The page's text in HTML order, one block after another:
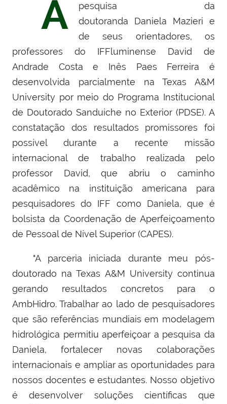
A
pesquisa da
doutoranda Daniela Mazieri e
de seus orientadores, os
professores do IFFluminense David de
Andrade Costa e Inês Paes Ferreira é
desenvolvida parcialmente na Texas A&M
University por meio do Programa Institucional
de Doutorado Sanduíche no Exterior (PDSE). A
constatação dos resultados promissores foi
possível durante a recente missão
internacional de trabalho realizada pelo
professor David, que abriu o caminho
acadêmico na instituição americana para
pesquisadores do IFF como Daniela, que é
bolsista da Coordenação de Aperfeiçoamento
de Pessoal de Nível Superior (CAPES).
"A parceria iniciada durante meu pós-
doutorado na Texas A&M University continua
gerando resultados concretos para o
AmbHidro. Trabalhar ao lado de pesquisadores
que são referências mundiais em modelagem
hidrológica permitiu aperfeiçoar a pesquisa da
Daniela, fortalecer novas colaborações
internacionais e ampliar as oportunidades para
nossos docentes e estudantes. Nosso objetivo
é desenvolver soluções científicas que